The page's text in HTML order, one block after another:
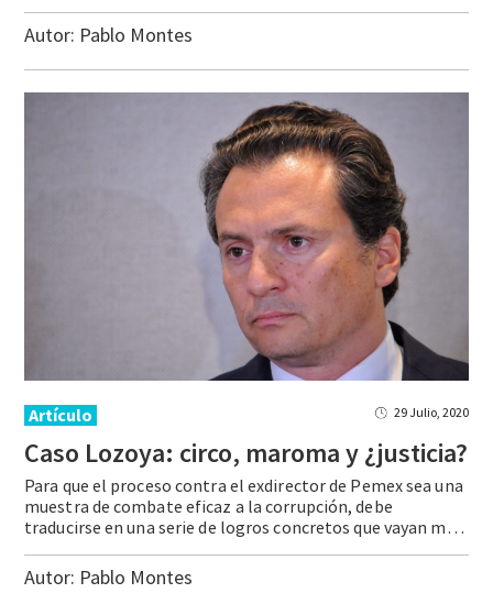
Autor: Pablo Montes
Artículo 29 Julio, 2020
Caso Lozoya: circo, maromay¿justicia?
Para que el proceso contra el exdirector de Pemex sea una
muestra de combate eficaz a la corrupción, debe
traducirse en una serie de logros concretos que vayan más allá de su predecible uso político.
Autor: Pablo Montes